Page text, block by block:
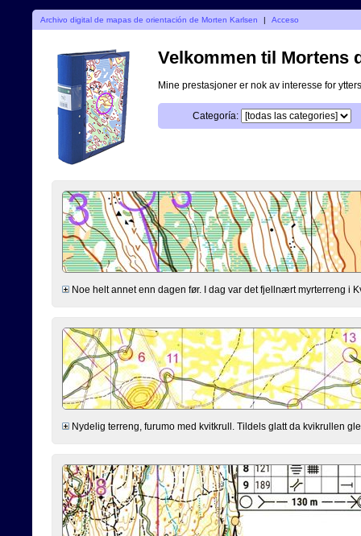
Archivo digital de mapas de orientación de Morten Karlsen | Acceso
Velkommen til Mortens
Mine prestasjoner er nok av interesse for
Categoría:
Noe helt annet enn dagen før. I dag var det fjellnært myrterreng i
Nydelig terreng, furumo med kvitkrull. Tildels glatt da kvikrullen